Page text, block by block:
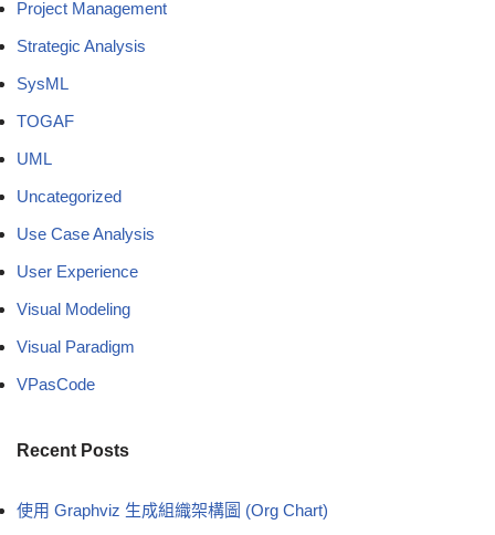
Project Management
Strategic Analysis
SysML
TOGAF
UML
Uncategorized
Use Case Analysis
User Experience
Visual Modeling
Visual Paradigm
VPasCode
Recent Posts
使用 Graphviz 生成組織架構圖 (Org Chart)